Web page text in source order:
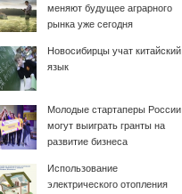
меняют будущее аграрного
рынка уже сегодня
Новосибирцы учат китайский
язык
Молодые стартаперы России
могут выиграть гранты на
развитие бизнеса
Использование
электрического отопления